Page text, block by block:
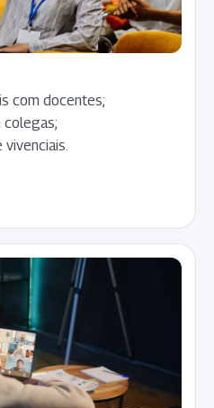
com docentes;
colegas;